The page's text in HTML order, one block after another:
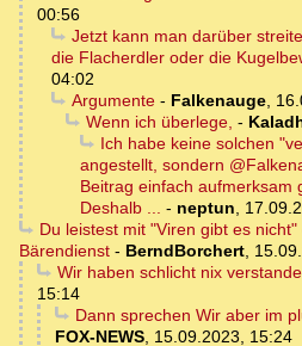
00:56
Jetzt kann man darüber
die Flacherdler oder die
04:02
Argumente- Falkenauge,
Wenn ich überlege, -
Ich habe keine solchen
angestellt, sondern
Beitrag einfach aufmerksam
Deshalb ...
- neptun
Du leistest mit "Viren gibt es
Bärendienst - BerndBorchert
Wir haben schlicht nix
15:14
Dann sprechen Wir aber im
FOX-NEWS 15.09.2023, 15:24